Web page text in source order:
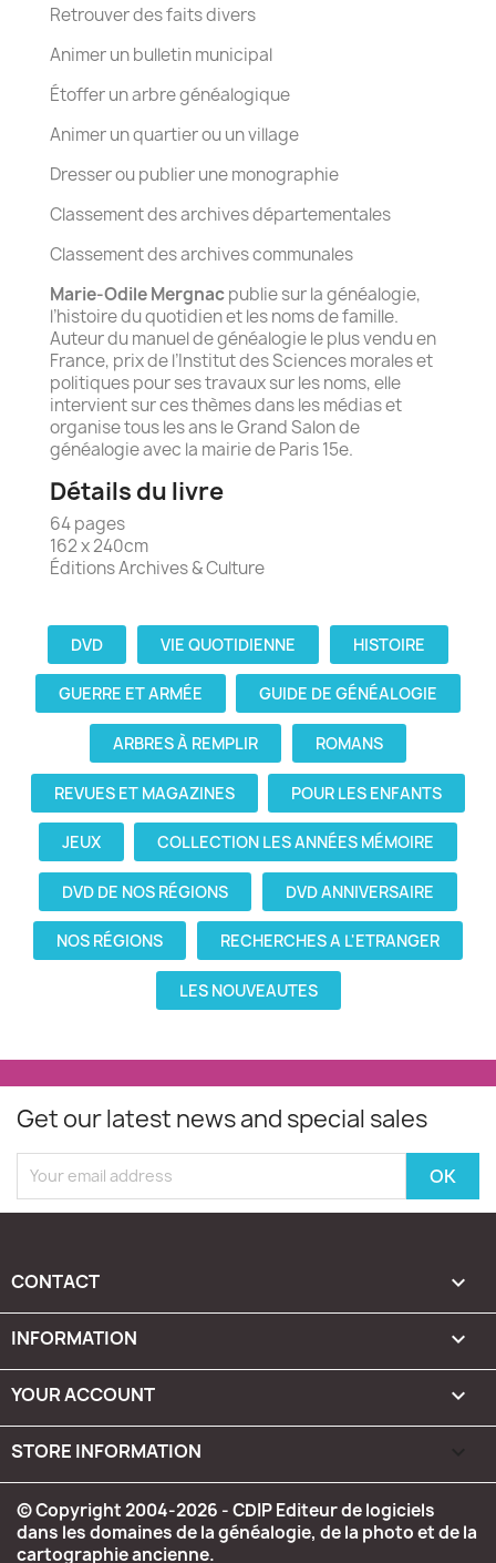
Retrouver des faits divers
Animer un bulletin municipal
Étoffer un arbre généalogique
Animer un quartier ou un village
Dresser ou publier une monographie
Classement des archives départementales
Classement des archives communales
Marie-Odile Mergnacpublie sur la généalogie,
l’histoire du quotidien et les noms de famille.
Auteur du manuel de généalogie le plus vendu en
France, prix de l’Institut des Sciences morales et
politiques pour ses travaux sur les noms, elle
intervient sur ces thèmes dans les médias et
organise tous les ans le Grand Salon de
généalogie avec la mairie de Paris 15e.
Détails du livre
64 pages
162 x 240cm
Éditions Archives & Culture
DVD VIE QUOTIDIENNE HISTOIRE
GUERRE ET ARMÉE GUIDE DE GÉNÉALOGIE
ARBRES À REMPLIR ROMANS
REVUES ET MAGAZINES POUR LES ENFANTS
JEUX COLLECTION LES ANNÉES MÉMOIRE
DVD DE NOS RÉGIONS DVD ANNIVERSAIRE
NOS RÉGIONS RECHERCHES A L'ETRANGER
LES NOUVEAUTES
Get our latest news and special sales
CONTACT 
INFORMATION 
YOUR ACCOUNT 
STORE INFORMATION
© Copyright 2004-2026 - CDIP Editeur de logiciels
dans les domaines de la généalogie, de la photo et de la
cartographie ancienne.